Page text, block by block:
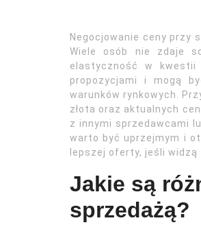
Negocjowanie ceny przy
Wiele osób nie zdaje
elastyczność w kwestii
propozycjami i mogą
warunków rynkowych.
złota oraz aktualnych
z innymi sprzedawcami
warto być uprzejmym i
lepszej oferty, jeśli
Jakie są
sprzedażą?